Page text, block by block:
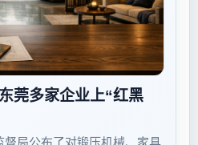
莞多家企业上“红黑